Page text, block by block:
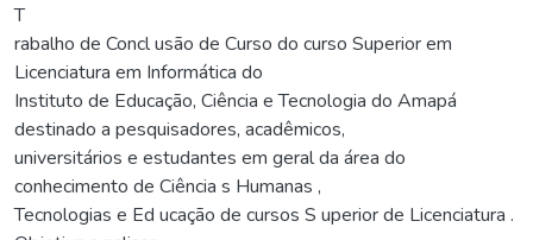
T
rabalho de Concl usão de Curso do curso Superior em
Licenciatura em Informática do
Instituto de Educação, Ciência e Tecnologia do Amapá
destinado a pesquisadores, acadêmicos,
universitários e estudantes em geral da área do
conhecimento de Ciência s Humanas ,
Tecnologias e Ed ucação de cursos S uperior de Licenciatura .